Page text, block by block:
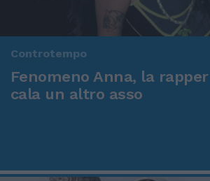
Controtempo
Fenomeno Anna, la
cala un altro asso